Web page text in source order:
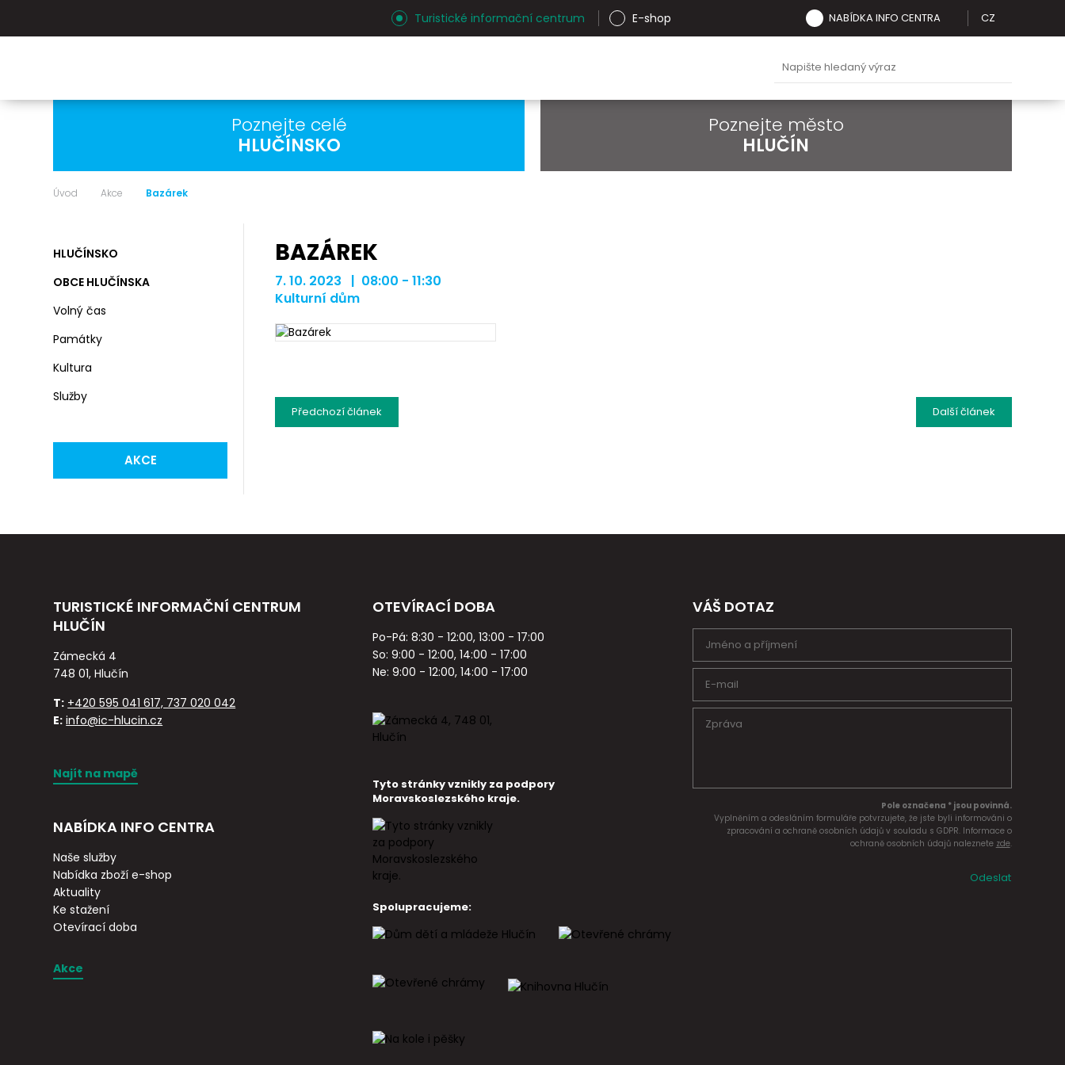
Turistické informační centrum E-shop NABÍDKA INFO CENTRA CZ
Poznejte celé
HLUČÍNSKO
Poznejte město
HLUČÍN
Úvod Akce Bazárek
HLUČÍNSKO
OBCE HLUČÍNSKA
Volný čas
Památky
Kultura
Služby
AKCE
BAZÁREK
7. 10. 2023 | 08:00 - 11:30
Kulturní dům
Dalšíčlánek
Předchozíčlánek
TURISTICKÉ INFORMAČNÍ CENTRUM
HLUČÍN
Zámecká 4
748 01, Hlučín
T: +420 595 041 617, 737 020 042
E: info@ic-hlucin.cz
Najít na mapě
NABÍDKA INFO CENTRA
Naše služby
Nabídka zboží e-shop
Aktuality
Ke stažení
Otevírací doba
Akce
OTEVÍRACÍ DOBA
Po-Pá: 8:30 - 12:00, 13:00 - 17:00
So: 9:00 - 12:00, 14:00 - 17:00
Ne: 9:00 - 12:00, 14:00 - 17:00
Tyto stránky vznikly za podpory
Moravskoslezského kraje.
Spolupracujeme:
VÁŠ DOTAZ
Pole označena * jsou povinná.
Vyplněním a odesláním formuláře potvrzujete, že jste byli informováni o
zpracování a ochraně osobních údajů v souladu s GDPR. Informace o
ochraně osobních údajů naleznete zde.
Odeslat